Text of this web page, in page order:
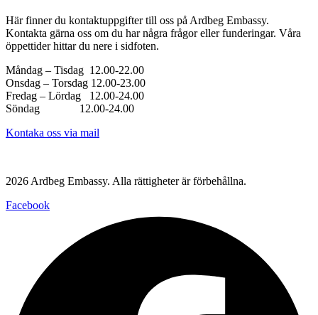
Här finner du kontaktuppgifter till oss på Ardbeg Embassy.
Kontakta gärna oss om du har några frågor eller funderingar. Våra
öppettider hittar du nere i sidfoten.
Måndag – Tisdag 12.00-22.00
Onsdag – Torsdag 12.00-23.00
Fredag – Lördag 12.00-24.00
Söndag 12.00-24.00
Kontaka oss via mail
2026 Ardbeg Embassy. Alla rättigheter är förbehållna.
Facebook